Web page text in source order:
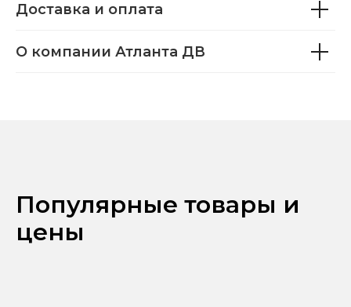
Доставка и оплата
О компании Атланта ДВ
Популярные товары и
цены